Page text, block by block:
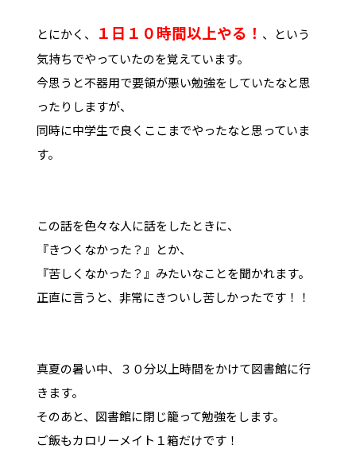
とにかく、 １日１０時間以上やる！ 、という
気持ちでやっていたのを覚えています。
今思うと不器用で要領が悪い勉強をしていたなと思
ったりしますが、
同時に中学生で良くここまでやったなと思っていま
す。
この話を色々な人に話をしたときに、
『きつくなかった？』とか、
『苦しくなかった？』みたいなことを聞かれます。
正直に言うと、非常にきついし苦しかったです！！
真夏の暑い中、３０分以上時間をかけて図書館に行
きます。
そのあと、図書館に閉じ籠って勉強をします。
ご飯もカロリーメイト１箱だけです！